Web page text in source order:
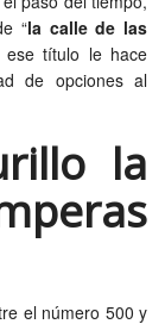
“la calle de las
ese título le hace
de opciones al
la
el número 500 y